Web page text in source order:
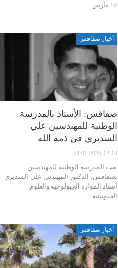
12 مارس…
أخبار صفاقس
صفاقس: الأستاذ بالمدرسة
الوطنية للمهندسين علي
السديري في ذمة الله
2025-12-13 21:31
نعت المدرسة الوطنية للمهندسين
بصفاقس، الدكتور المهندس علي السديري
أستاذ الموارد الجيولوجية والعلوم
الجيوبيئية…
أخبار صفاقس